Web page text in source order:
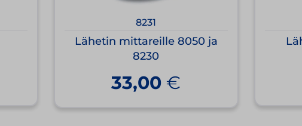
8231
Lähetin mittareille 8050 ja
8230
33,00 €